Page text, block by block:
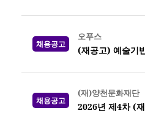
채용공고
오푸스
(재공고) 예술기
채용공고
(재)양천문화재단
2026년 제4차 (